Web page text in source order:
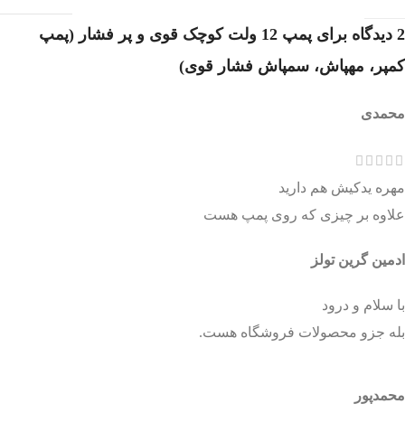
2 دیدگاه برای
پمپ 12 ولت کوچک قوی و پر فشار (پمپ
کمپر، مهپاش، سمپاش فشار قوی)
محمدی
مهره یدکیش هم دارید
علاوه بر چیزی که روی پمپ هست
ادمین گرین تولز
با سلام و درود
بله جزو محصولات فروشگاه هست.
محمدپور